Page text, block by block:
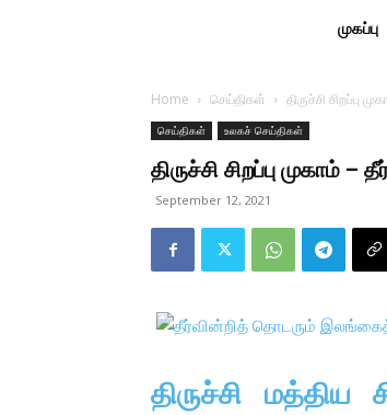
முகப்பு
Home செய்திகள் திருச்சி
செய்திகள் உலகச் செய்திகள்
திருச்சி சிறப்பு
September 12, 2021
திருச்சி மத்திய